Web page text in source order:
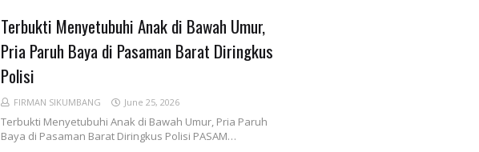
Terbukti Menyetubuhi Anak di Bawah Umur,
Pria Paruh Baya di Pasaman Barat Diringkus
Polisi
FIRMAN SIKUMBANG June 25, 2026
Terbukti Menyetubuhi Anak di Bawah Umur, Pria Paruh
Baya di Pasaman Barat Diringkus Polisi PASAM…